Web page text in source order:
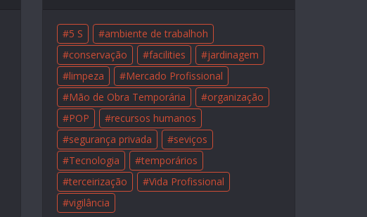
5 S
ambiente de trabalhoh
conservação
facilities
jardinagem
limpeza
Mercado Profissional
Mão de Obra Temporária
organização
POP
recursos humanos
segurança privada
seviços
Tecnologia
temporários
terceirização
Vida Profissional
vigilância